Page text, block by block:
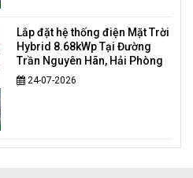
Lắp đặt hệ thống điện Mặt Trời
Hybrid 8.68kWp Tại Đường
Trần Nguyên Hãn, Hải Phòng
24-07-2026